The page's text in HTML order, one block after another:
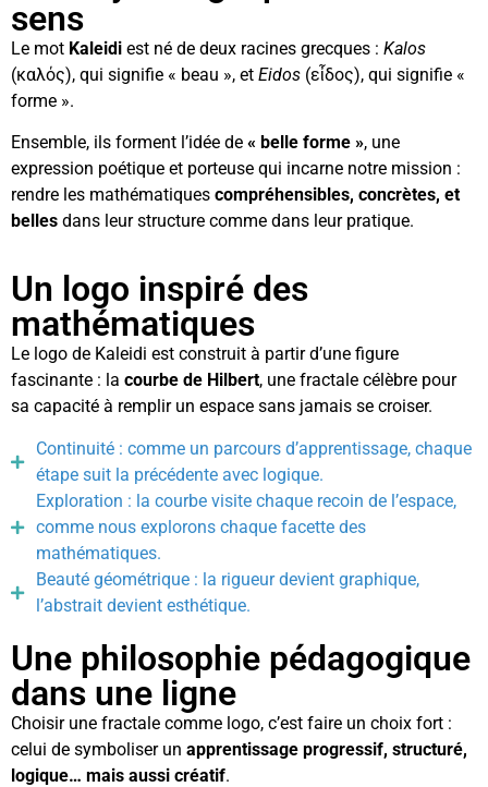
sens
Le mot Kaleidi est né de deux racines grecques : Kalos
(καλός), qui signifie « beau », et Eidos (εἶδος), qui signifie «
forme ».
Ensemble, ils forment l’idée de « belle forme », une
expression poétique et porteuse qui incarne notre mission :
rendre les mathématiques compréhensibles, concrètes, et
belles dans leur structure comme dans leur pratique.
Un logo inspiré des
mathématiques
Le logo de Kaleidi est construit à partir d’une figure
fascinante : la courbe de Hilbert, une fractale célèbre pour
sa capacité à remplir un espace sans jamais se croiser.
Continuité : comme un parcours d’apprentissage, chaque
étape suit la précédente avec logique.
Exploration : la courbe visite chaque recoin de l’espace,
comme nous explorons chaque facette des
mathématiques.
Beauté géométrique : la rigueur devient graphique,
l’abstrait devient esthétique.
Une philosophie pédagogique
dans une ligne
Choisir une fractale comme logo, c’est faire un choix fort :
celui de symboliser un apprentissage progressif, structuré,
logique… mais aussi créatif.